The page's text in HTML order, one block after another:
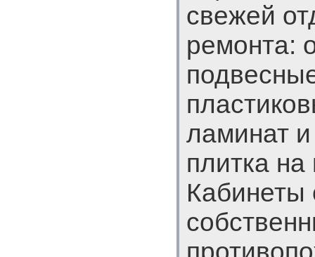
свежей
ремонта:
ламинат
плитка на
Кабинеты